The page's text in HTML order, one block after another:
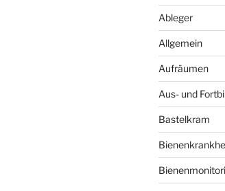
Ableger
Allgemein
Aufräumen
Aus- und
Bastelkram